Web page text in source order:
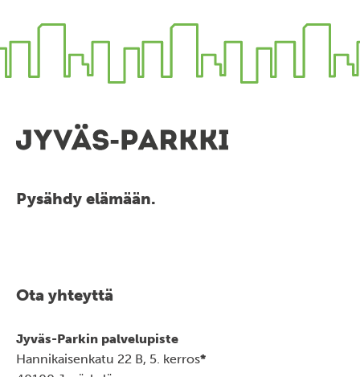
Pysähdy elämään.
Ota yhteyttä
Jyväs-Parkin palvelupiste
Hannikaisenkatu 22 B, 5. kerros*